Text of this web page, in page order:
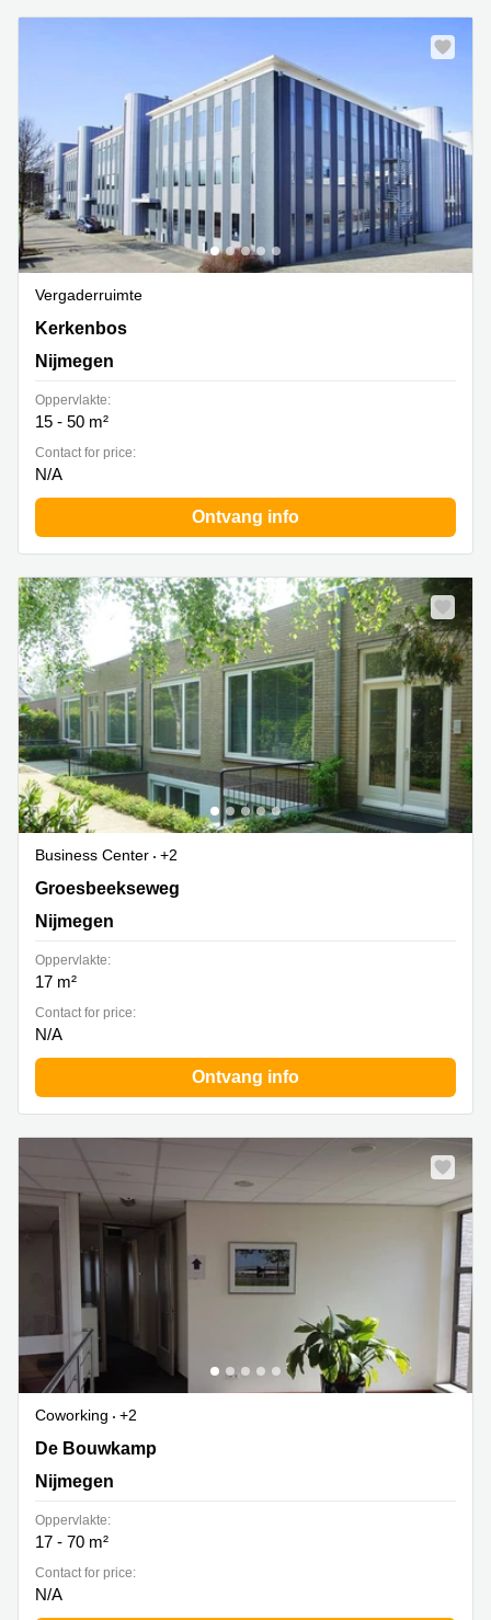
Vergaderruimte
Kerkenbos 1037, Nijmegen
Kerkenbos
Nijmegen
Oppervlakte:
15 - 50 m²
Contact for price:
N/A
Ontvang info
Business Center
+2
Groesbeekseweg 246b, Nijmegen
Groesbeekseweg
Nijmegen
Oppervlakte:
17 m²
Contact for price:
N/A
Ontvang info
Coworking
+2
De Bouwkamp 1, Nijmegen
De Bouwkamp
Nijmegen
Oppervlakte:
17 - 70 m²
Contact for price:
N/A